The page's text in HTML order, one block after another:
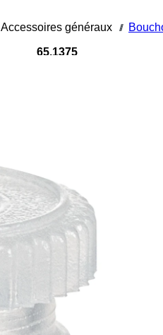
Accessoires généraux ///
65.1375
cupules
spéciales
RIA et
Hitachi,
longueur :
9 mm, LD-
PE